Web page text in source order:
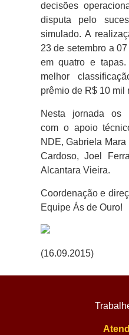
decisões
disputa pelo
simulado. A
23 de setembro a
em quatro e
melhor
prêmio de R$ 10 mil
Nesta jornada os
com o apoio
NDE, Gabriela
Cardoso, Joel
Alcantara Vieira.
Coordenação e
Equipe Ás de Ouro!
(16.09.2015)